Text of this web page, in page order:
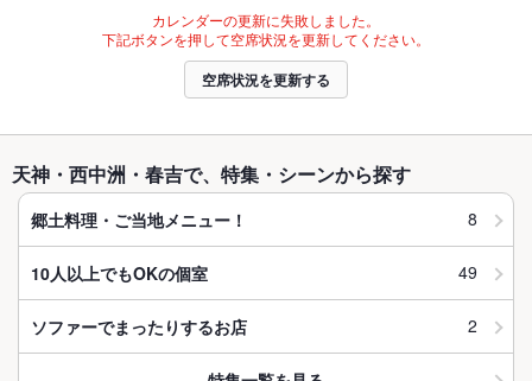
カレンダーの更新に失敗しました。
下記ボタンを押して空席状況を更新してください。
空席状況を更新する
天神・西中洲・春吉で、特集・シーンから探す
郷土料理・ご当地メニュー！ 8
10人以上でもOKの個室 49
ソファーでまったりするお店 2